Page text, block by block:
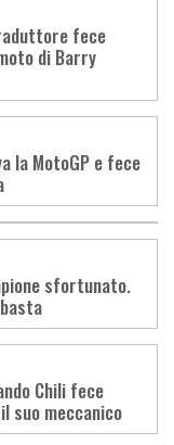
fece
di Barry
la MotoGP e fece
sfortunato.
Chili fece
suo meccanico